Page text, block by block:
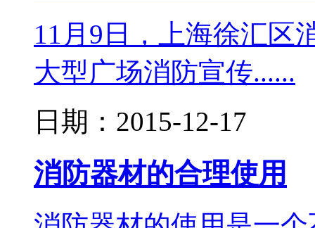
11月9日，上海徐汇区
大型广场消防宣传......
日期：2015-12-17
消防器材的合理使用